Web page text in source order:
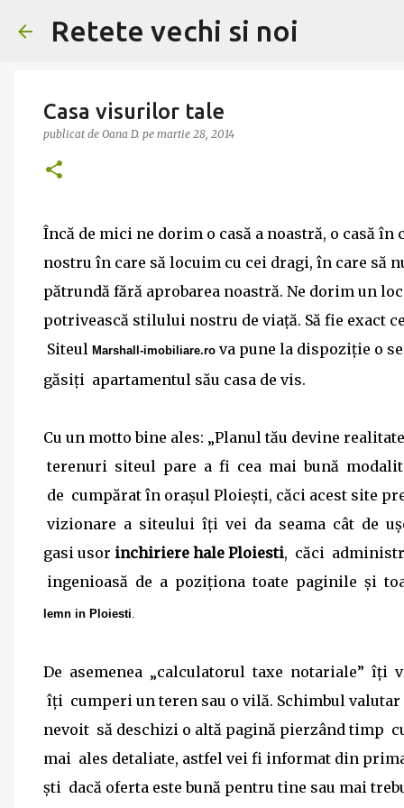
Retete vechi si noi
Casa visurilor tale
publicat de Oana D. pe martie 28, 2014
Încă de mici ne dorim o casă a noastră, o casă
nostru în care să locuim cu cei dragi, în care să
pătrundă fără aprobarea noastră. Ne dorim un
potrivească stilului nostru de viaţă. Să fie exact
Site­ul Marshall-imobiliare.ro va pune la dispoziţie o
găsiţi apartamentul său casa de vis.
Cu un motto bine ales: „Planul tău devine
terenuri site­ul pare a fi cea mai bună
de cumpărat în oraşul Ploieşti, căci acest site
vizionare a site­ului îţi vei da seama cât de
gasi usor inchiriere hale Ploiesti, căci
ingenioasă de a poziţiona toate paginile şi
lemn in Ploiesti.
De asemenea „calculatorul taxe notariale”
îţi cumperi un teren sau o vilă. Schimbul
nevoit să deschizi o altă pagină pierzând timp
mai ales detaliate, astfel vei fi informat din
şti dacă oferta este bună pentru tine sau mai